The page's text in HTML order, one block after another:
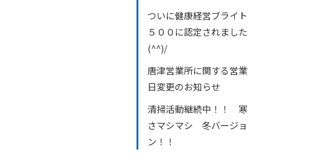
ついに健康経営ブライト
５００に認定されました
(^^)/
唐津営業所に関する営業
日変更のお知らせ
清掃活動継続中！！ 寒
さマシマシ 冬バージョ
ン！！